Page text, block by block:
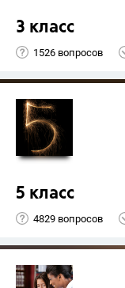
3 класс
1526 вопросов
5 класс
4829 вопросов